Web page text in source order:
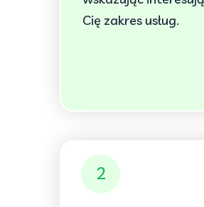
Cię zakres usług.
2